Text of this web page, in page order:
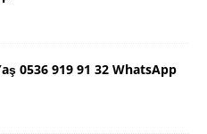
0536 919 91 32 WhatsApp